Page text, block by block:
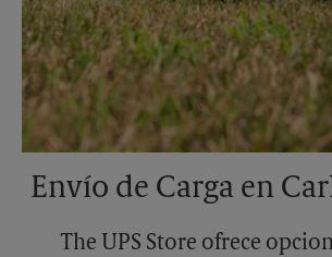
Envío de Carga en
The UPS Store ofrece